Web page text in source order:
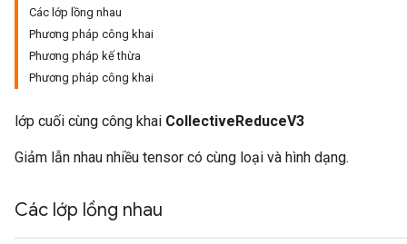
Các lớp lồng nhau
Phương pháp công khai
Phương pháp kế thừa
Phương pháp công khai
lớp cuối cùng công khai CollectiveReduceV3
Giảm lẫn nhau nhiều tensor có cùng loại và hình dạng.
Các lớp lồng nhau